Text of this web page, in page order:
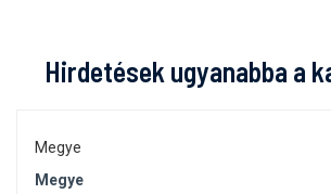
Hirdetések ugyanabba a
Megye
Megye